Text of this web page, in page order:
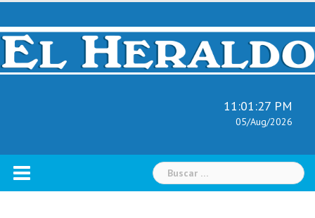
Skip
content
11:01:28 PM
05/Aug/2026
Buscar: